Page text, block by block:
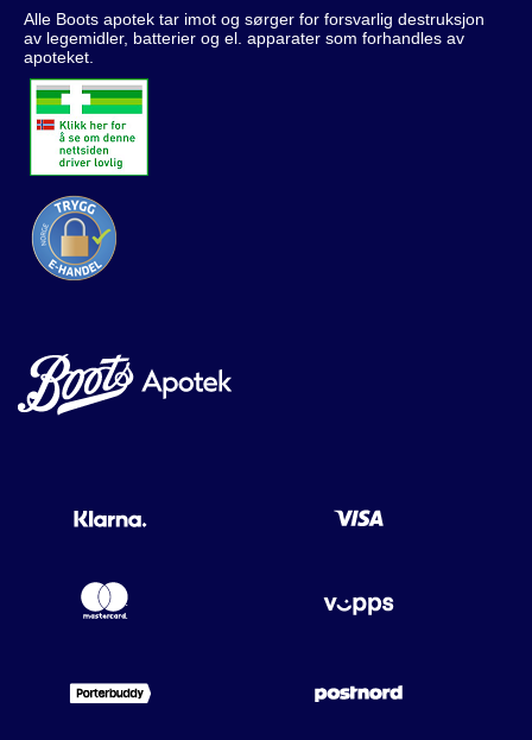
Alle Boots apotek tar imot og sørger for forsvarlig destruksjon
av legemidler, batterier og el. apparater som forhandles av
apoteket.